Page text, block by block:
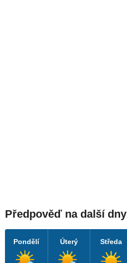
Předpověď na další dny
Pondělí Úterý Středa